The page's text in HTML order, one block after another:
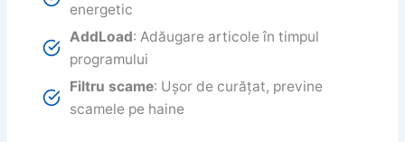
energetic
AddLoad: Adăugare articole în timpul
programului
Filtru scame: Ușor de curățat, previne
scamele pe haine